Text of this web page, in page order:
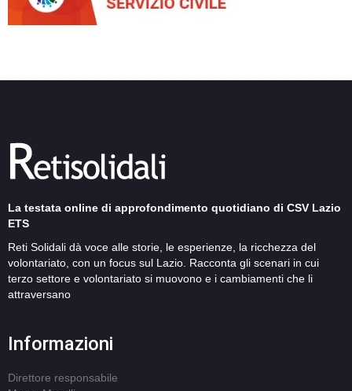
La testata online di approfondimento quotidiano di CSV Lazio
ETS
Reti Solidali dà voce alle storie, le esperienze, la ricchezza del
volontariato, con un focus sul Lazio. Racconta gli scenari in cui
terzo settore e volontariato si muovono e i cambiamenti che li
attraversano
Informazioni
Direttore responsabile